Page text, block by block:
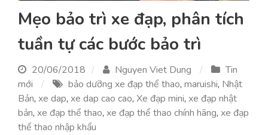
Mẹo bảo trì xe đạp, phân tích
tuần tự các bước bảo trì
20/06/2018 Nguyen Viet Dung
Tin
mới
bảo dưỡng xe đạp thể thao, maruishi, Nhật
Bản, xe dap, xe dap cao cao, Xe đạp mini, xe đạp nhật
bản, xe đạp thể thao, xe đạp thể thao chính hãng, xe đạp
thể thao nhập khẩu